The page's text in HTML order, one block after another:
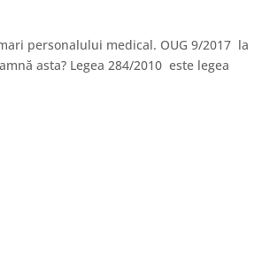
personalului medical. OUG 9/2017 la
asta? Legea 284/2010 este legea